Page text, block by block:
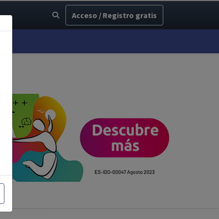
Acceso / Registro gratis